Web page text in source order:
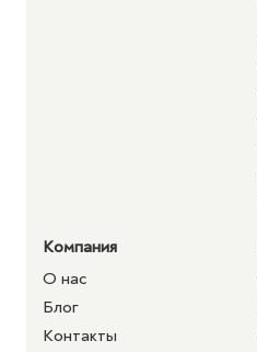
Компания
О нас
Блог
Контакты